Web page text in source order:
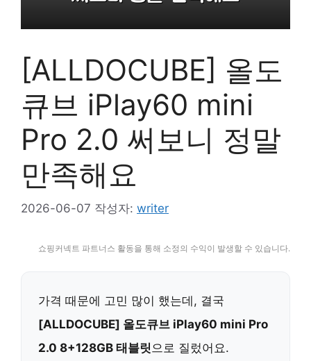
[ALLDOCUBE] 올도
큐브 iPlay60 mini
Pro 2.0 써보니 정말
만족해요
2026-06-07 작성자: writer
쇼핑커넥트 파트너스 활동을 통해 소정의 수익이 발생할 수 있습니다.
가격 때문에 고민 많이 했는데, 결국
[ALLDOCUBE] 올도큐브 iPlay60 mini Pro
2.0 8+128GB 태블릿 으로 질렀어요.